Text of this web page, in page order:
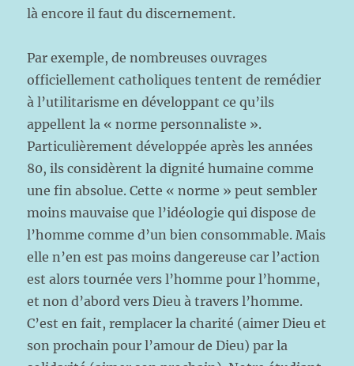
là encore il faut du discernement.
Par exemple, de nombreuses ouvrages
officiellement catholiques tentent de remédier
à l’utilitarisme en développant ce qu’ils
appellent la « norme personnaliste ».
Particulièrement développée après les années
80, ils considèrent la dignité humaine comme
une fin absolue. Cette « norme » peut sembler
moins mauvaise que l’idéologie qui dispose de
l’homme comme d’un bien consommable. Mais
elle n’en est pas moins dangereuse car l’action
est alors tournée vers l’homme pour l’homme,
et non d’abord vers Dieu à travers l’homme.
C’est en fait, remplacer la charité (aimer Dieu et
son prochain pour l’amour de Dieu) par la